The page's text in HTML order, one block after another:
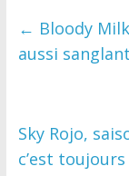
← Bloody
aussi
Sky Rojo, saison 2 : la traque se
c’est